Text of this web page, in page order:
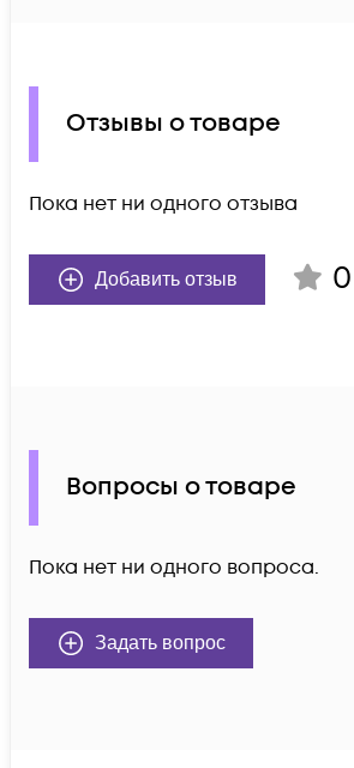
Отзывы о товаре
Пока нет ни одного отзыва
Добавить отзыв 0
Вопросы о товаре
Пока нет ни одного вопроса.
Задать вопрос